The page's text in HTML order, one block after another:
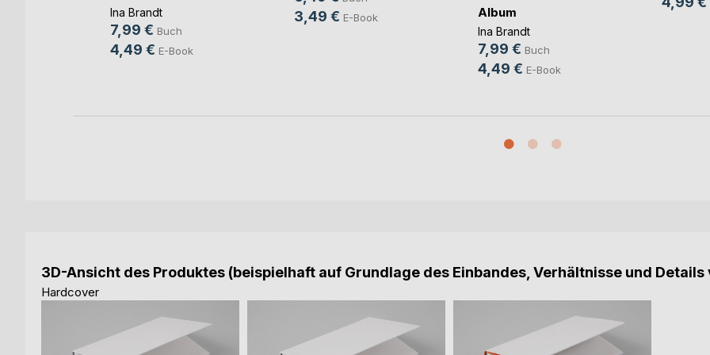
Ina Brandt
7,99 € Buch
4,49 € E-Book
3,49 € E-Book Album
Ina Brandt
7,99 € Buch
4,49 € E-Book
3D-Ansicht des Produktes (beispielhaft auf Grundlage des Einbandes, Verhältnisse und
Hardcover